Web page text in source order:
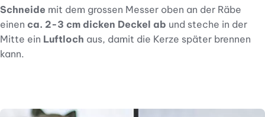
Schneide mit dem grossen Messer oben an der Räbe
einen ca. 2-3 cm dicken Deckel ab und steche in der
Mitte ein Luftloch aus, damit die Kerze später brennen
kann.